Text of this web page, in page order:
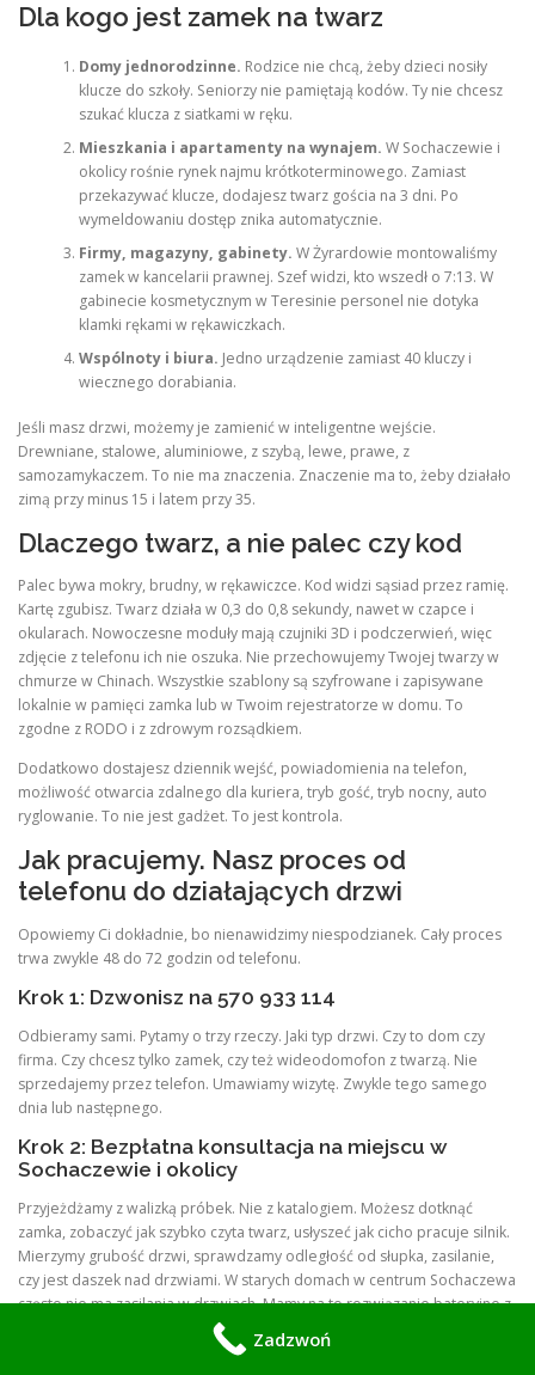
Dla kogo jest zamek na twarz
Domy jednorodzinne. Rodzice nie chcą, żeby dzieci nosiły
klucze do szkoły. Seniorzy nie pamiętają kodów. Ty nie chcesz
szukać klucza z siatkami w ręku.
Mieszkania i apartamenty na wynajem. W Sochaczewie i
okolicy rośnie rynek najmu krótkoterminowego. Zamiast
przekazywać klucze, dodajesz twarz gościa na 3 dni. Po
wymeldowaniu dostęp znika automatycznie.
Firmy, magazyny, gabinety. W Żyrardowie montowaliśmy
zamek w kancelarii prawnej. Szef widzi, kto wszedł o 7:13. W
gabinecie kosmetycznym w Teresinie personel nie dotyka
klamki rękami w rękawiczkach.
Wspólnoty i biura. Jedno urządzenie zamiast 40 kluczy i
wiecznego dorabiania.
Jeśli masz drzwi, możemy je zamienić w inteligentne wejście.
Drewniane, stalowe, aluminiowe, z szybą, lewe, prawe, z
samozamykaczem. To nie ma znaczenia. Znaczenie ma to, żeby działało
zimą przy minus 15 i latem przy 35.
Dlaczego twarz, a nie palec czy kod
Palec bywa mokry, brudny, w rękawiczce. Kod widzi sąsiad przez ramię.
Kartę zgubisz. Twarz działa w 0,3 do 0,8 sekundy, nawet w czapce i
okularach. Nowoczesne moduły mają czujniki 3D i podczerwień, więc
zdjęcie z telefonu ich nie oszuka. Nie przechowujemy Twojej twarzy w
chmurze w Chinach. Wszystkie szablony są szyfrowane i zapisywane
lokalnie w pamięci zamka lub w Twoim rejestratorze w domu. To
zgodne z RODO i z zdrowym rozsądkiem.
Dodatkowo dostajesz dziennik wejść, powiadomienia na telefon,
możliwość otwarcia zdalnego dla kuriera, tryb gość, tryb nocny, auto
ryglowanie. To nie jest gadżet. To jest kontrola.
Jak pracujemy. Nasz proces od
telefonu do działających drzwi
Opowiemy Ci dokładnie, bo nienawidzimy niespodzianek. Cały proces
trwa zwykle 48 do 72 godzin od telefonu.
Krok 1: Dzwonisz na 570 933 114
Odbieramy sami. Pytamy o trzy rzeczy. Jaki typ drzwi. Czy to dom czy
firma. Czy chcesz tylko zamek, czy też wideodomofon z twarzą. Nie
sprzedajemy przez telefon. Umawiamy wizytę. Zwykle tego samego
dnia lub następnego.
Krok 2: Bezpłatna konsultacja na miejscu w
Sochaczewie i okolicy
Przyjeżdżamy z walizką próbek. Nie z katalogiem. Możesz dotknąć
zamka, zobaczyć jak szybko czyta twarz, usłyszeć jak cicho pracuje silnik.
Mierzymy grubość drzwi, sprawdzamy odległość od słupka, zasilanie,
czy jest daszek nad drzwiami. W starych domach w centrum Sochaczewa
często nie ma zasilania w drzwiach. Mamy na to rozwiązanie bateryjne z
żywotnością 6 do 12 miesięcy lub ukryty przepust kablowy.
Zadzwoń